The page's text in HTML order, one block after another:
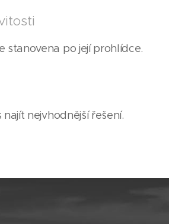
stanovena po její prohlídce.
nejvhodnější řešení.